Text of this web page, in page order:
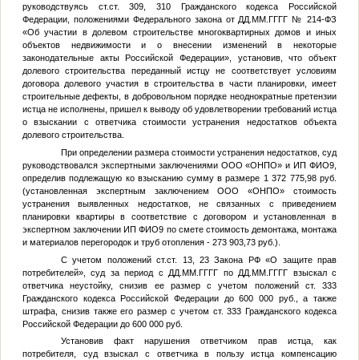
руководствуясь ст.ст. 309, 310 Гражданского кодекса Российской
Федерации, положениями Федерального закона отДД.ММ.ГГГГ № 214-ФЗ
«Об участии в долевом строительстве многоквартирных домов и иных
объектов недвижимости и о внесении изменений в некоторые
законодательные акты Российской Федерации», установив, что объект
долевого строительства переданный истцу не соответствует условиям
договора долевого участия в строительства в части планировки, имеет
строительные дефекты, в добровольном порядке неоднократные претензии
истца не исполнены, пришел к выводу об удовлетворении требований истца
о взыскании с ответчика стоимости устранения недостатков объекта
долевого строительства.
При определении размера стоимости устранения недостатков, суд
руководствовался экспертными заключениями ООО «ОНПО» и ИПФИО9
определив подлежащую ко взысканию сумму в размере 1 372 775,98 руб.
(установленная экспертным заключением ООО «ОНПО» стоимость
устранения выявленных недостатков, не связанных с приведением
планировки квартиры в соответствие с договором и установленная в
экспертном заключении ИПФИО9 по смете стоимость демонтажа, монтажа
и материалов перегородок и труб отопления - 273 903,73 руб.).
С учетом положений ст.ст. 13, 23 Закона РФ «О защите прав
потребителей», суд за период с ДД.ММ.ГГГГ по ДД.ММ.ГГГГ взыскал с
ответчика неустойку, снизив ее размер с учетом положений ст. 333
Гражданского кодекса Российской Федерации до 600 000 руб., а также
штрафа, снизив также его размер с учетом ст. 333 Гражданского кодекса
Российской Федерации до 600 000 руб.
Установив факт нарушения ответчиком прав истца, как
потребителя, суд взыскал с ответчика в пользу истца компенсацию